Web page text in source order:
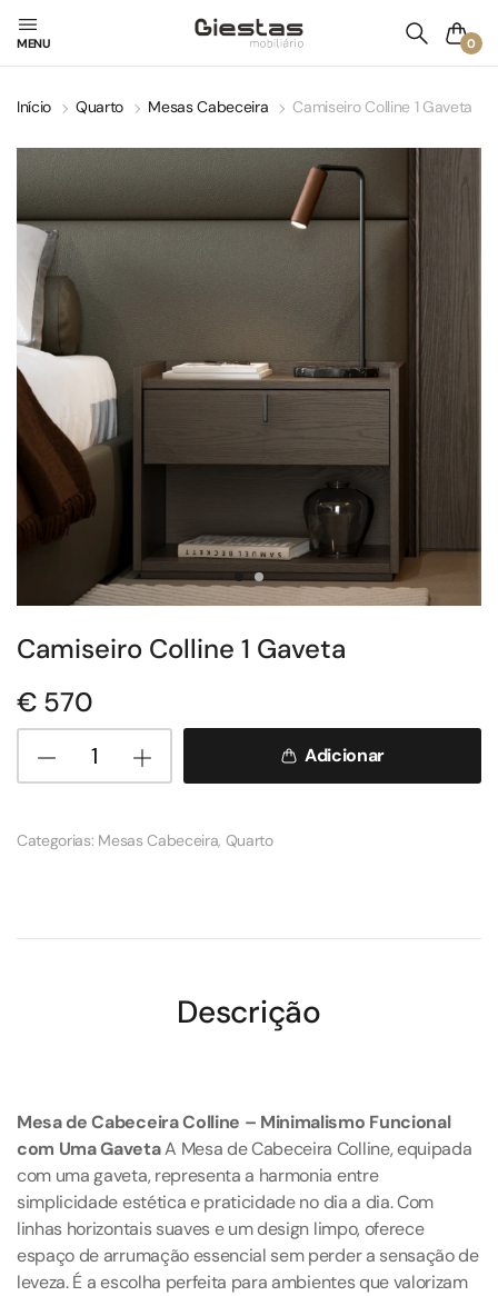
MENU 0
Início Quarto Mesas Cabeceira Camiseiro Colline 1 Gaveta
Camiseiro Colline 1 Gaveta
€ 570
Adicionar
Categorias: Mesas Cabeceira, Quarto
Descrição
Mesa de Cabeceira Colline – Minimalismo Funcional
com Uma GavetaA Mesa de Cabeceira Colline, equipada
com uma gaveta, representa a harmonia entre
simplicidade estética e praticidade no dia a dia. Com
linhas horizontais suaves e um design limpo, oferece
espaço de arrumação essencial sem perder a sensação de
leveza. É a escolha perfeita para ambientes que valorizam